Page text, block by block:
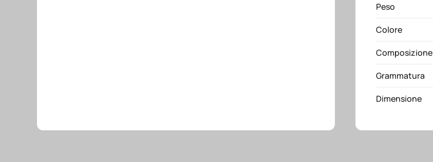
in
100
%
quantità
Peso
Colore
Composizione
Grammatura
Dimensione